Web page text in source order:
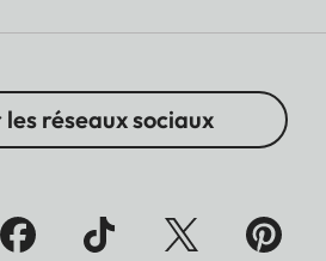
réseaux sociaux